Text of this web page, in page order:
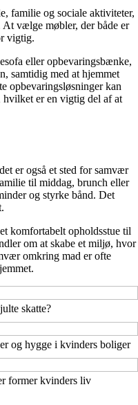
familie og sociale aktiviteter,
vælge møbler, der både er
vigtig.
eller opbevaringsbænke,
samtidig med at hjemmet
opbevaringsløsninger kan
er en vigtig del af at
er også et sted for samvær
til middag, brunch eller
og styrke bånd. Det
komfortabelt opholdsstue til
om at skabe et miljø, hvor
omkring mad er ofte
skatte?
og hygge i kvinders boliger
former kvinders liv